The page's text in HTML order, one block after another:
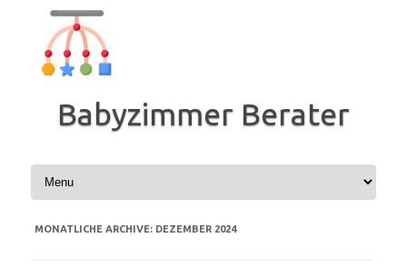
Inhalt
springen
Babyzimmer Berater
MONATLICHE ARCHIVE: DEZEMBER 2024